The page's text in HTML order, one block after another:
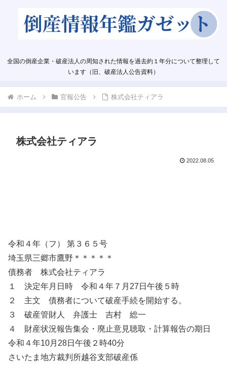
全国の倒産企業・破産法人の周知された情報を過去約１年分について整理して
います（旧、破産法人公告資料）
ホーム 官報公告 株式会社ティアラ
株式会社ティアラ
2022.08.05
令和４年（フ） 第３６５号
埼玉県三郷市鷹野＊＊＊＊＊
債務者 株式会社ティアラ
１ 決定年月日時 令和４年７月27日午後５時
２ 主文 債務者について破産手続を開始する。
３ 破産管財人 弁護士 吉村 総一
４ 財産状況報告集会・廃止意見聴取・計算報告の期日
令和４年10月28日午後２時40分
さいたま地方裁判所越谷支部破産係